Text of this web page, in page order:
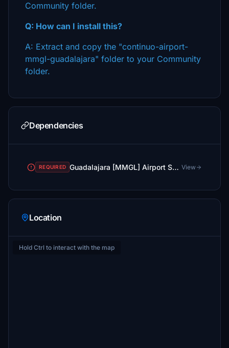
Community folder.
Q: How can I install this?
A: Extract and copy the "continuo-airport-
mmgl-guadalajara" folder to your Community
folder.
Dependencies
REQUIRED Guadalajara [MMGL] Airport Satellite View
Location
Hold Ctrl to interact with the map